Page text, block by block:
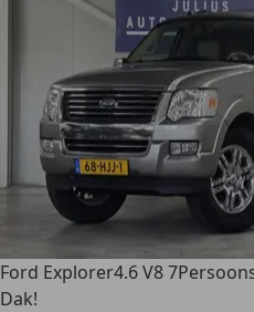
Ford Explorer4.6 V8
Dak!